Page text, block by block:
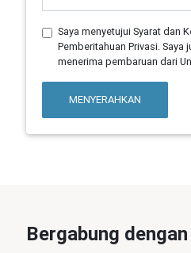
Saya menyetujui Syarat dan
Pemberitahuan Privasi. Saya
menerima pembaruan dari
MENYERAHKAN
Bergabung